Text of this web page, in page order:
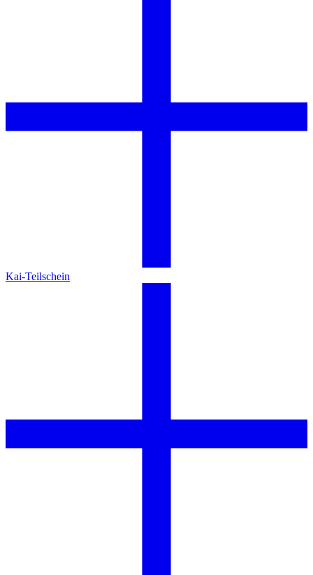
Kai-Teilschein